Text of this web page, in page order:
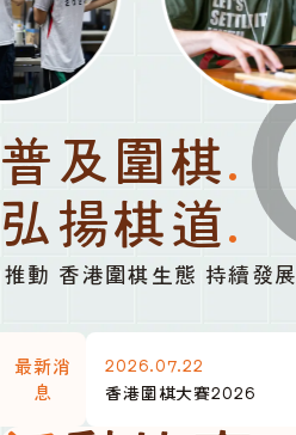
普及圍棋.
弘揚棋道.
推動 香港圍棋生態 持續發展
最新消
息
2026.07.22
香港圍棋大賽2026